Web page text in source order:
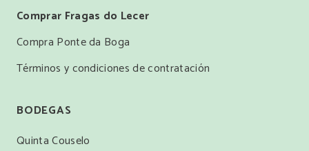
Comprar Fragas do Lecer
Compra Ponte da Boga
Términos y condiciones de contratación
BODEGAS
Quinta Couselo